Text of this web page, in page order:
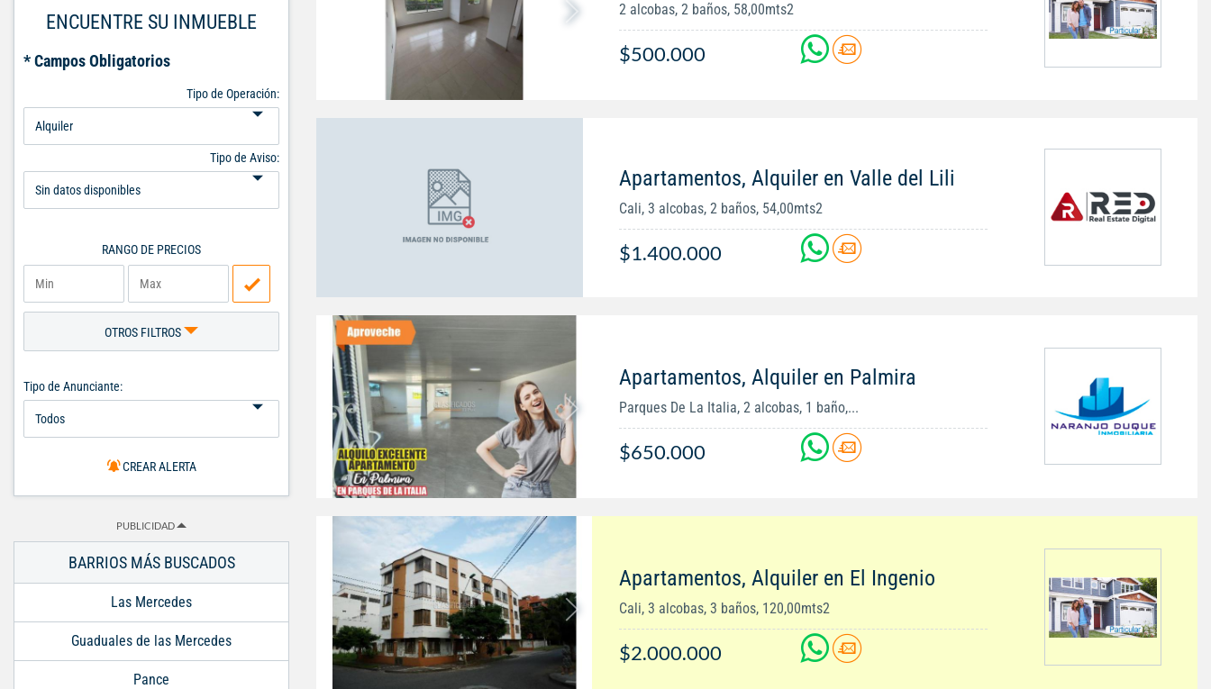
2 alcobas, 2 baños, 58,00mts2
$500.000
Apartamentos, Alquiler en Valle del Lili
Cali, 3 alcobas, 2 baños, 54,00mts2
$1.400.000
Apartamentos, Alquiler en Palmira
Parques De La Italia, 2 alcobas, 1 baño,...
$650.000
Apartamentos, Alquiler en El Ingenio
Cali, 3 alcobas, 3 baños, 120,00mts2
$2.000.000
ENCUENTRE SU INMUEBLE
* Campos Obligatorios
Tipo de Operación:
Tipo de Aviso:
RANGO DE PRECIOS
OTROS FILTROS
Tipo de Anunciante:
CREAR ALERTA
PUBLICIDAD
BARRIOS MÁS BUSCADOS
Las Mercedes
Guaduales de las Mercedes
Pance